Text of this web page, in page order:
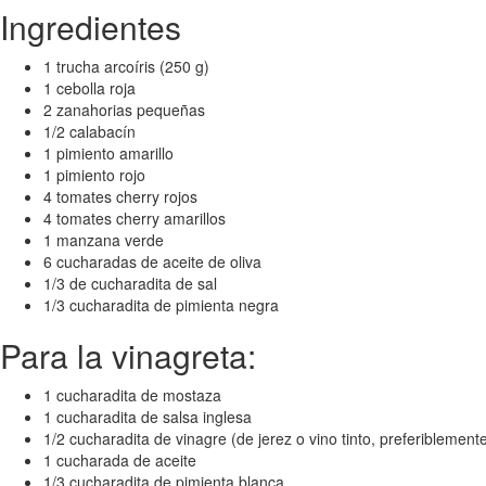
Ingredientes
1 trucha arcoíris (250 g)
1 cebolla roja
2 zanahorias pequeñas
1/2 calabacín
1 pimiento amarillo
1 pimiento rojo
4 tomates cherry rojos
4 tomates cherry amarillos
1 manzana verde
6 cucharadas de aceite de oliva
1/3 de cucharadita de sal
1/3 cucharadita de pimienta negra
Para la vinagreta:
1 cucharadita de mostaza
1 cucharadita de salsa inglesa
1/2 cucharadita de vinagre (de jerez o vino tinto,
1 cucharada de aceite